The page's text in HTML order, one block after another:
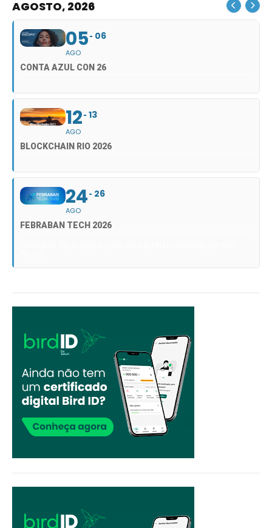
AGOSTO, 2026
05
AGO
06
CONTA AZUL CON 26
12
AGO
13
BLOCKCHAIN RIO 2026
24
AGO
26
FEBRABAN TECH 2026